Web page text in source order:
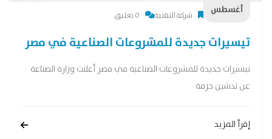
أغسطس
شركة التقنية 0 تعليق
تيسيرات جديدة للمشروعات الصناعية في مصر
تيسيرات جديدة للمشروعات الصناعية في مصر أعلنت وزارة الصناعة
عن تدشين حزمة
إقرأ المزيد